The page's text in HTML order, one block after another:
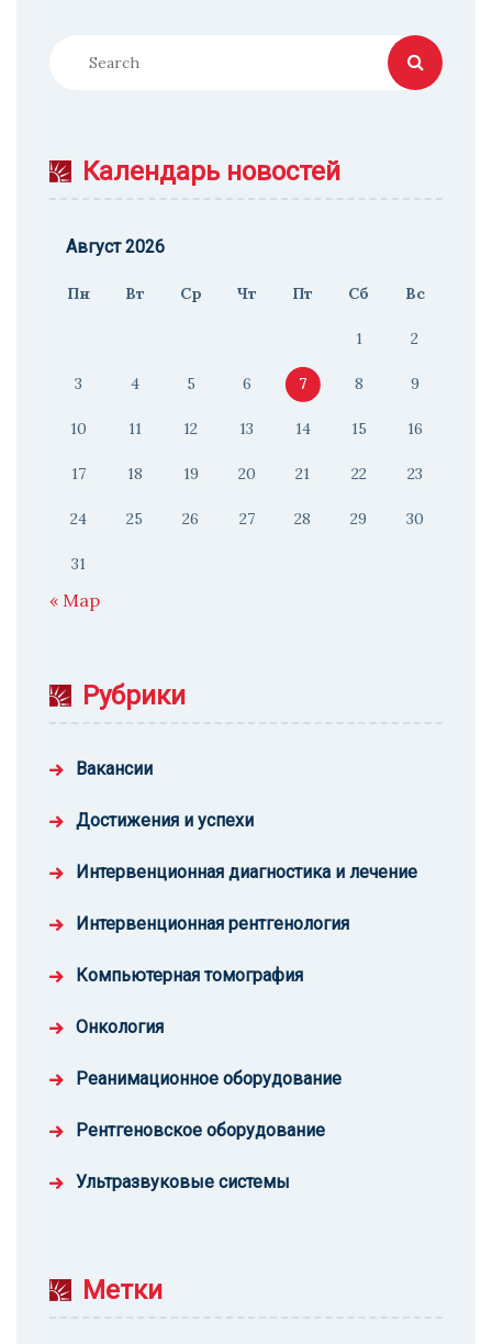
Календарь новостей
Август 2026
Пн Вт Ср Чт Пт Сб Вс
1 2
3 4 5 6 7 8 9
10 11 12 13 14 15 16
17 18 19 20 21 22 23
24 25 26 27 28 29 30
31
« Мар
Рубрики
Вакансии
Достижения и успехи
Интервенционная диагностика и лечение
Интервенционная рентгенология
Компьютерная томография
Онкология
Реанимационное оборудование
Рентгеновское оборудование
Ультразвуковые системы
Метки